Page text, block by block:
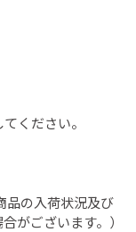
ください。
品の入荷状況及び
がございます。）